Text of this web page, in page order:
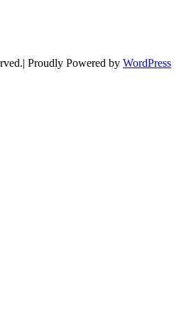
Proudly Powered by WordPress